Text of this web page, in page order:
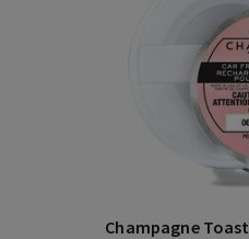
Champagne Toast